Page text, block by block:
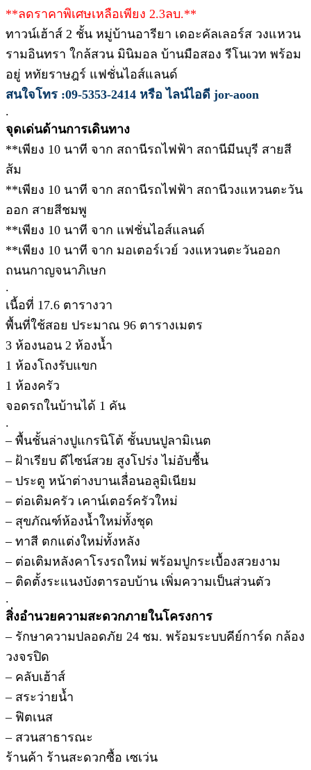
**ลดราคาพิเศษเหลือเพียง 2.3ลบ.**
ทาวน์เฮ้าส์ 2 ชั้น หมู่บ้านอารียา เดอะคัลเลอร์ส วงแหวน
รามอินทรา ใกล้สวน มินิมอล บ้านมือสอง รีโนเวท พร้อม
อยู่ หทัยราษฎร์ แฟชั่นไอส์แลนด์
สนใจโทร :09-5353-2414 หรือ ไลน์ไอดี jor-aoon
.
จุดเด่นด้านการเดินทาง
**เพียง 10 นาที จาก สถานีรถไฟฟ้า สถานีมีนบุรี สายสี
ส้ม
**เพียง 10 นาที จาก สถานีรถไฟฟ้า สถานีวงแหวนตะวัน
ออก สายสีชมพู
**เพียง 10 นาที จาก แฟชั่นไอส์แลนด์
**เพียง 10 นาที จาก มอเตอร์เวย์ วงแหวนตะวันออก
ถนนกาญจนาภิเษก
.
เนื้อที่ 17.6 ตารางวา
พื้นที่ใช้สอย ประมาณ 96 ตารางเมตร
3 ห้องนอน 2 ห้องน้ำ
1 ห้องโถงรับแขก
1 ห้องครัว
จอดรถในบ้านได้ 1 คัน
.
– พื้นชั้นล่างปูแกรนิโต้ ชั้นบนปูลามิเนต
– ฝ้าเรียบ ดีไซน์สวย สูงโปร่ง ไม่อับชื้น
– ประตู หน้าต่างบานเลื่อนอลูมิเนียม
– ต่อเติมครัว เคาน์เตอร์ครัวใหม่
– สุขภัณฑ์ห้องน้ำใหม่ทั้งชุด
– ทาสี ตกแต่งใหม่ทั้งหลัง
– ต่อเติมหลังคาโรงรถใหม่ พร้อมปูกระเบื้องสวยงาม
– ติดตั้งระแนงบังตารอบบ้าน เพิ่มความเป็นส่วนตัว
.
สิ่งอำนวยความสะดวกภายในโครงการ
– รักษาความปลอดภัย 24 ชม. พร้อมระบบคีย์การ์ด กล้อง
วงจรปิด
– คลับเฮ้าส์
– สระว่ายน้ำ
– ฟิตเนส
– สวนสาธารณะ
ร้านค้า ร้านสะดวกซื้อ เซเว่น